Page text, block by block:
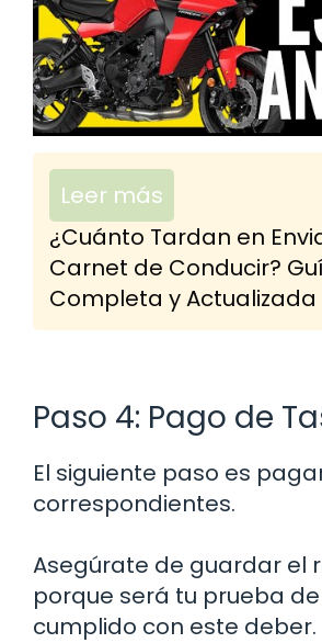
Leer más
¿Cuánto Tardan en
Carnet de Conducir?
Completa y Actualizada
Paso 4: Pago de
El siguiente paso es
correspondientes.
Asegúrate de guardar el
porque será tu prueba
cumplido con este deber.